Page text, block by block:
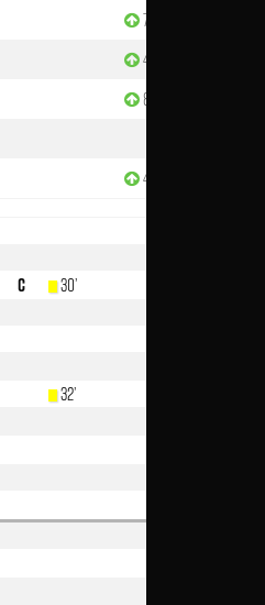
76'
46'
87'
46'
C 30’
32’